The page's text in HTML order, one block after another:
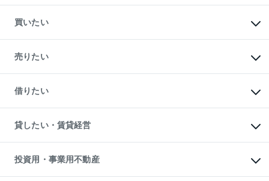
買いたい
新築・分譲マンションの購入
中古マンションの購入
一戸建ての購入
中古一戸建ての購入
不動産購入の流れ
注目キーワード物件特集
購入ガイド
English 繁体中文簡体中文
売りたい
一戸建ての売却・査定
土地の売却・査定
スピードAI査定
不動産査定について
不動産売却の流れ
不動産買換えの流れ
売却ガイド
借りたい
オフィス・店舗の賃貸
借りるときの流れ
借りるガイド
貸したい・賃貸経営
マンション賃料データ
賃貸管理プラン
リロケーションについて
投資用・事業用不動産